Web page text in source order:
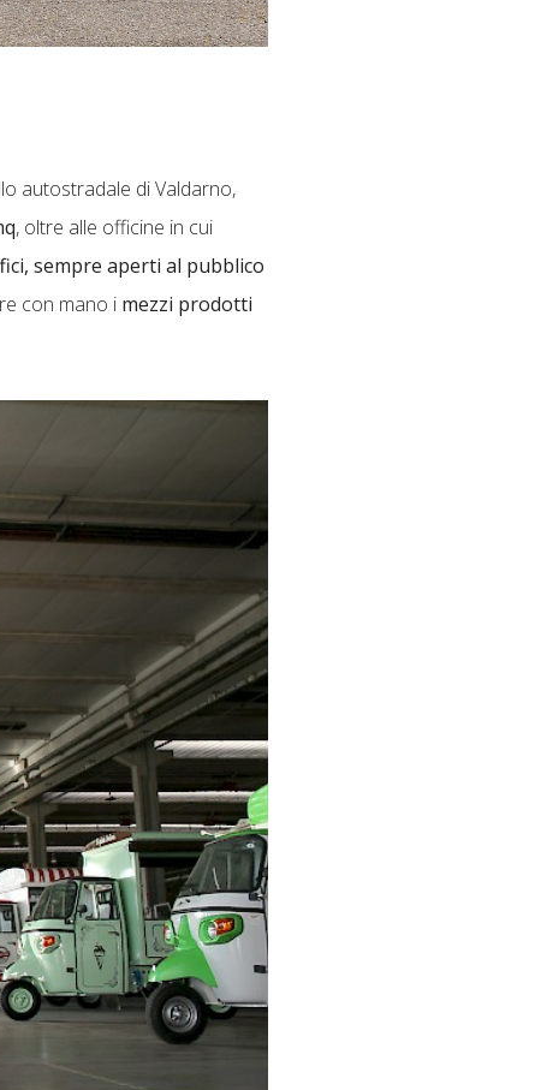
autostradale di Valdarno,
, oltre alle officine in cui
sempre aperti al pubblico
con mano i mezzi prodotti